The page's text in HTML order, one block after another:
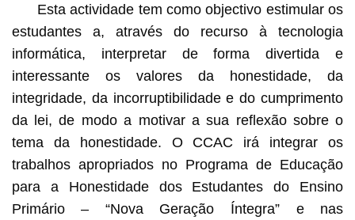
Esta actividade tem como objectivo estimular os
estudantes a, através do recurso à tecnologia
informática, interpretar de forma divertida e
interessante os valores da honestidade, da
integridade, da incorruptibilidade e do cumprimento
da lei, de modo a motivar a sua reflexão sobre o
tema da honestidade. O CCAC irá integrar os
trabalhos apropriados no Programa de Educação
para a Honestidade dos Estudantes do Ensino
Primário – “Nova Geração Íntegra” e nas